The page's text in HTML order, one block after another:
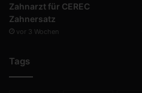
Zahnarzt für CEREC
Zahnersatz
vor 3 Wochen
Tags